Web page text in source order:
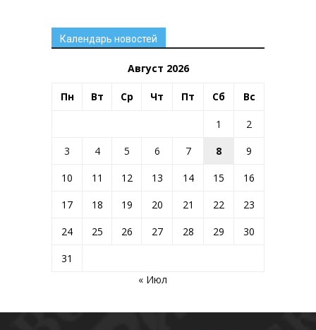
Календарь новостей
Август 2026
Пн Вт Ср Чт Пт Сб Вс
1
2
3
4 5 6 7 8
9
10
11 12 13 14 15
16
17
18 19 20 21 22
23
24
25 26 27 28 29
30
31
« Июл